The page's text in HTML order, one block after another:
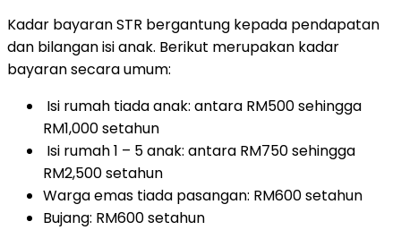
Kadar bayaran STR bergantung kepada pendapatan
dan bilangan isi anak. Berikut merupakan kadar
bayaran secara umum:
Isi rumah tiada anak: antara RM500 sehingga
RM1,000 setahun
Isi rumah 1 – 5 anak: antara RM750 sehingga
RM2,500 setahun
Warga emas tiada pasangan: RM600 setahun
Bujang: RM600 setahun